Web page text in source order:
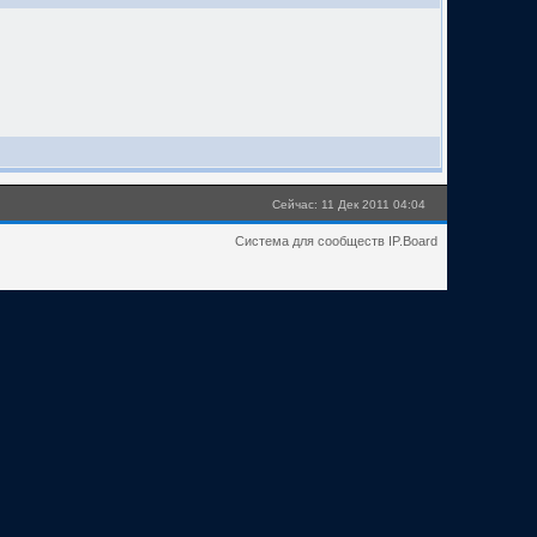
Сейчас: 11 Дек 2011 04:04
Система для сообществ IP.Board